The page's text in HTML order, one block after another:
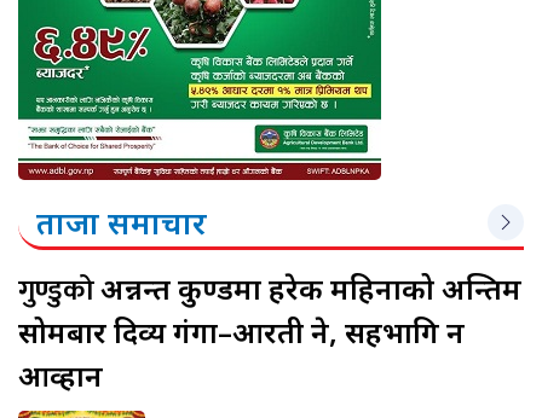
ताजा समाचार
गुण्डुकोअन्नन्त कुण्डमा हरेक महिनाको अन्तिम
सोमबार दिव्य गंगा–आरती हुने, सहभागि हुन
आव्हान